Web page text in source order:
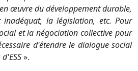
œuvre du développement durable,
la législation, etc. Pour
et la négociation collective pour
d'étendre le dialogue social
».